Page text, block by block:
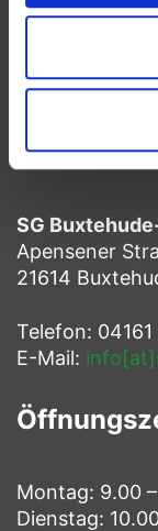
Bündnis
Kontakt
SG
Apensener
21614
Telefon: 04161
E-Mail:
Montag: 9.00
Dienstag: